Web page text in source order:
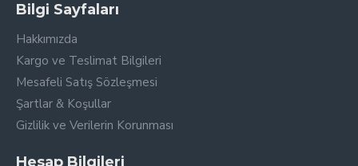
Bilgi Sayfaları
Hakkımızda
Kargo ve Teslimat Bilgileri
Mesafeli Satış Sözleşmesi
Şartlar & Koşullar
Gizlilik ve Verilerin Korunması
Hesap Bilgileri